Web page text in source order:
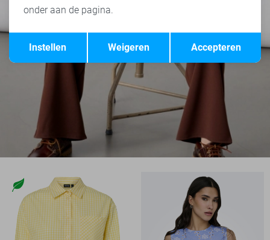
Terug Opslaan
onder aan de pagina.
Accepteren
Weigeren
Instellen